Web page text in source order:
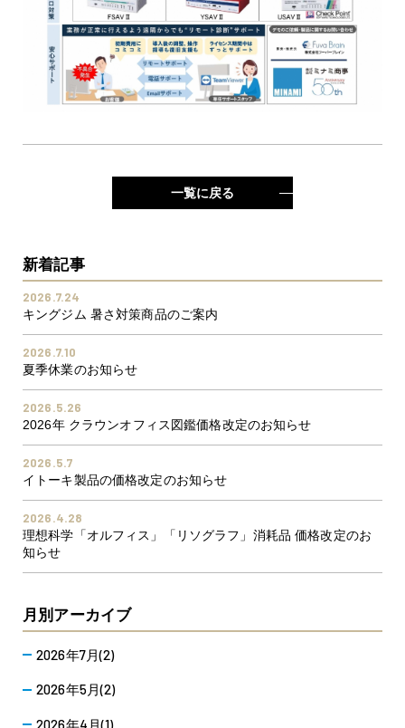
一覧に戻る
新着記事
2026.7.24
キングジム 暑さ対策商品のご案内
2026.7.10
夏季休業のお知らせ
2026.5.26
2026年 クラウンオフィス図鑑価格改定のお知らせ
2026.5.7
イトーキ製品の価格改定のお知らせ
2026.4.28
理想科学「オルフィス」「リソグラフ」消耗品 価格改定のお
知らせ
月別アーカイブ
2026年7月(2)
2026年5月(2)
2026年4月(1)